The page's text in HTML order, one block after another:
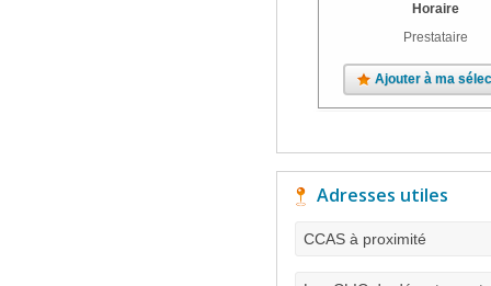
Horaire
Prestataire
Ajouter à ma
Adresses utiles
CCAS à proximité